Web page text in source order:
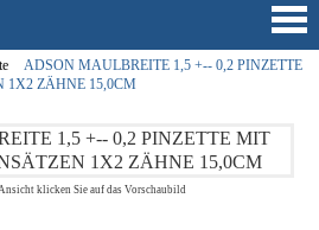
ADSON MAULBREITE 1,5 +-- 0,2 PINZETTE
1X2 ZÄHNE 15,0CM
klicken Sie auf das Vorschaubild